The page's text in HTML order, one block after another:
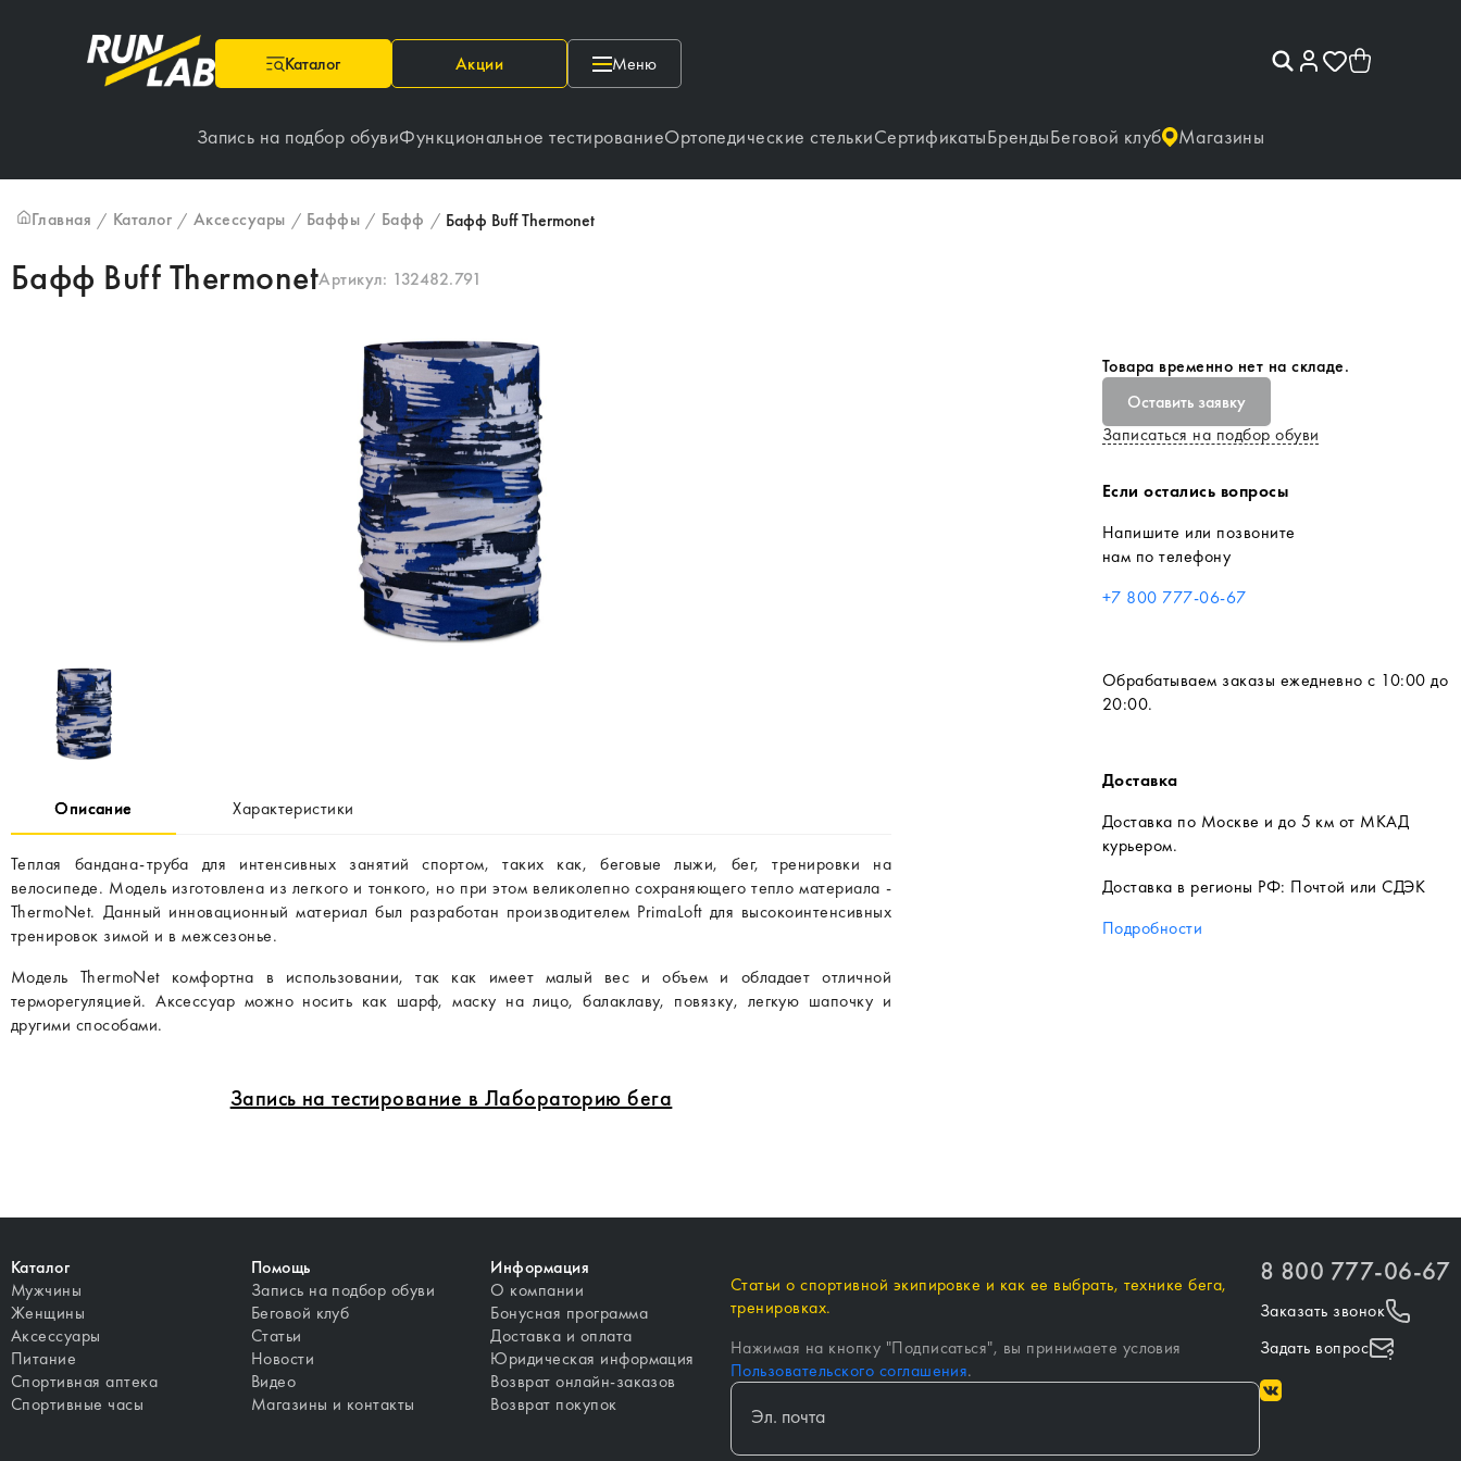
Каталог Акции Меню
Запись на подбор обувиФункциональное тестированиеОртопедические стелькиСертификатыБрендыБеговой клуб Магазины
Главная / Каталог / Аксессуары / Баффы / Бафф / Бафф Buff Thermonet
Бафф Buff ThermonetАртикул: 132482.791
Описание Характеристики
Теплая бандана-труба для интенсивных занятий спортом, таких как, беговые лыжи, бег, тренировки на
велосипеде. Модель изготовлена из легкого и тонкого, но при этом великолепно сохраняющего тепло материала -
ThermoNet. Данный инновационный материал был разработан производителем PrimaLoft для высокоинтенсивных
тренировок зимой и в межсезонье.
Модель ThermoNet комфортна в использовании, так как имеет малый вес и объем и обладает отличной
терморегуляцией. Аксессуар можно носить как шарф, маску на лицо, балаклаву, повязку, легкую шапочку и
другими способами.
Запись на тестирование в Лабораторию бега
Товара временно нет на складе.
Оставить заявку
Записаться на подбор обуви
Если остались вопросы
Напишите или позвоните
нам по телефону
+7 800 777-06-67
Обрабатываем заказы ежедневно с 10:00 до
20:00.
Доставка
Доставка по Москве и до 5 км от МКАД
курьером.
Доставка в регионы РФ: Почтой или СДЭК
Подробности
Каталог
Мужчины
Женщины
Аксессуары
Питание
Спортивная аптека
Спортивные часы
Помощь
Запись на подбор обуви
Беговой клуб
Статьи
Новости
Видео
Магазины и контакты
Информация
О компании
Бонусная программа
Доставка и оплата
Юридическая информация
Возврат онлайн-заказов
Возврат покупок
Статьи о спортивной экипировке и как ее выбрать, технике бега,
тренировках.
Нажимая на кнопку "Подписаться", вы принимаете условия
Пользовательского соглашения.
8 800 777-06-67
Заказать звонок
Задать вопрос